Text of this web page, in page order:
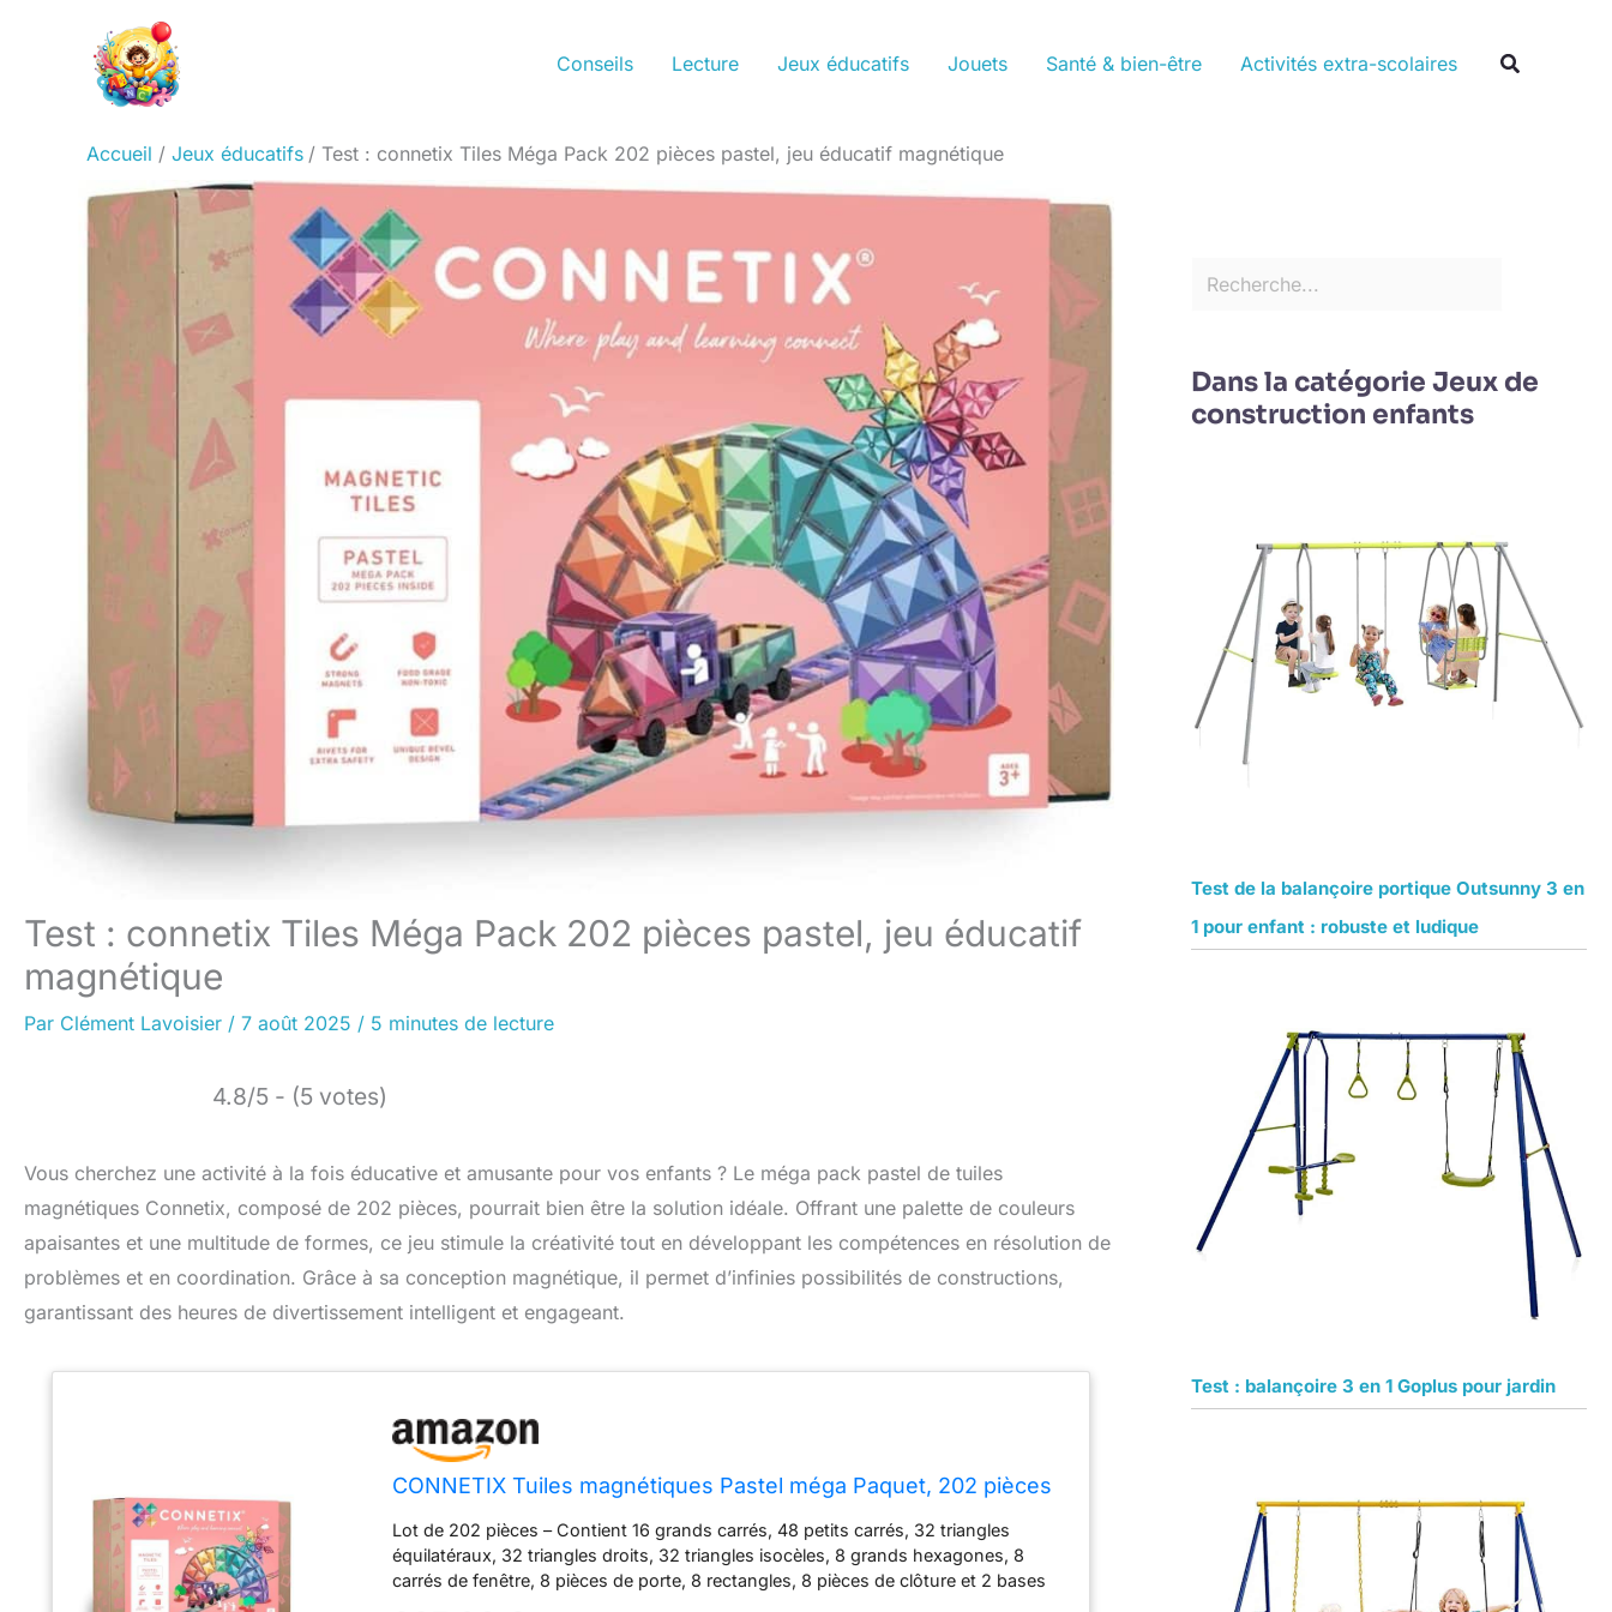
Conseils Lecture Jeux éducatifs Jouets Santé & bien-être Activités extra-scolaires
Accueil Jeux éducatifs Test : connetix Tiles Méga Pack 202 pièces pastel, jeu éducatif magnétique
Test : connetix Tiles Méga Pack 202 pièces pastel, jeu éducatif
magnétique
Par Clément Lavoisier / 7 août 2025 / 5 minutes de lecture
4.8/5 - (5 votes)
Vous cherchez une activité à la fois éducative et amusante pour vos enfants ? Le méga pack pastel de tuiles
magnétiques Connetix, composé de 202 pièces, pourrait bien être la solution idéale. Offrant une palette de couleurs
apaisantes et une multitude de formes, ce jeu stimule la créativité tout en développant les compétences en résolution de
problèmes et en coordination. Grâce à sa conception magnétique, il permet d’infinies possibilités de constructions,
garantissant des heures de divertissement intelligent et engageant.
CONNETIX Tuiles magnétiques Pastel méga Paquet, 202 pièces
Lot de 202 pièces – Contient 16 grands carrés, 48 petits carrés, 32 triangles
équilatéraux, 32 triangles droits, 32 triangles isocèles, 8 grands hexagones, 8
carrés de fenêtre, 8 pièces de porte, 8 rectangles, 8 pièces de clôture et 2 bases
Dans la catégorie Jeux de
construction enfants
Test de la balançoire portique Outsunny 3 en
1 pour enfant : robuste et ludique
Test : balançoire 3 en 1 Goplus pour jardin